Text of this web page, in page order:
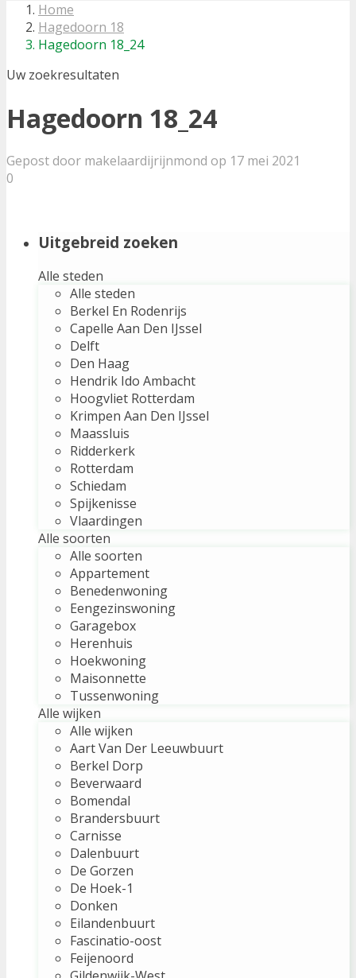
Home
Hagedoorn 18
Hagedoorn 18_24
Uw zoekresultaten
Hagedoorn 18_24
Gepost door makelaardijrijnmond op 17 mei 2021
0
Uitgebreid zoeken
Alle steden
Alle steden
Berkel En Rodenrijs
Capelle Aan Den IJssel
Delft
Den Haag
Hendrik Ido Ambacht
Hoogvliet Rotterdam
Krimpen Aan Den IJssel
Maassluis
Ridderkerk
Rotterdam
Schiedam
Spijkenisse
Vlaardingen
Alle soorten
Alle soorten
Appartement
Benedenwoning
Eengezinswoning
Garagebox
Herenhuis
Hoekwoning
Maisonnette
Tussenwoning
Alle wijken
Alle wijken
Aart Van Der Leeuwbuurt
Berkel Dorp
Beverwaard
Bomendal
Brandersbuurt
Carnisse
Dalenbuurt
De Gorzen
De Hoek-1
Donken
Eilandenbuurt
Fascinatio-oost
Feijenoord